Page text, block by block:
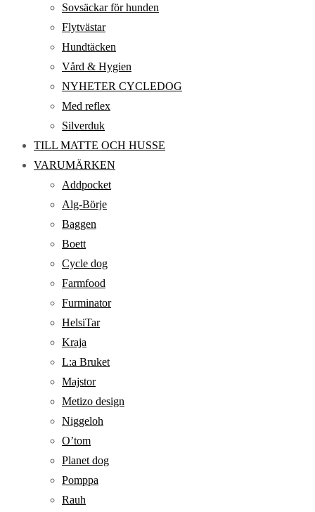
Sovsäckar för hunden
Flytvästar
Hundtäcken
Vård & Hygien
NYHETER CYCLEDOG
Med reflex
Silverduk
TILL MATTE OCH HUSSE
VARUMÄRKEN
Addpocket
Alg-Börje
Baggen
Boett
Cycle dog
Farmfood
Furminator
HelsiTar
Kraja
L:a Bruket
Majstor
Metizo design
Niggeloh
O’tom
Planet dog
Pomppa
Rauh